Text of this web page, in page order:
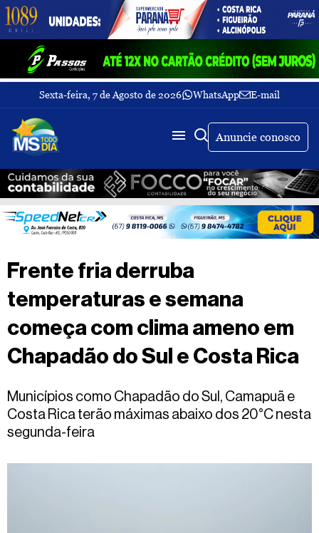
Sexta-feira, 7 de Agosto de 2026 WhatsApp E-mail
Fechar Menu
Últimas
notícias
Galeria
de
fotos
Sobre
Nós
TV
MS
dia
Fale
Anuncie conosco
Buscar
Frente fria derruba
temperaturas e semana
começa com clima ameno em
Chapadão do Sul e Costa Rica
Municípios como Chapadão do Sul, Camapuã e
Costa Rica terão máximas abaixo dos 20°C nesta
segunda-feira